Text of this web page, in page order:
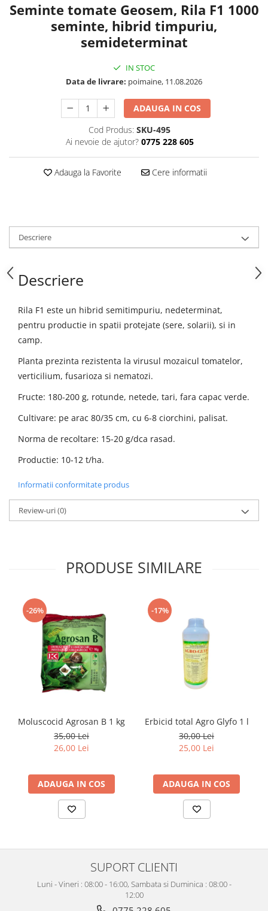
Seminte tomate Geosem, Rila F1 1000
seminte, hibrid timpuriu,
semideterminat
IN STOC
Data de livrare: poimaine, 11.08.2026
ADAUGA IN COS
Cod Produs: SKU-495
Ai nevoie de ajutor? 0775 228 605
Adauga la Favorite Cere informatii
Descriere
Descriere
Rila F1 este un hibrid semitimpuriu, nedeterminat,
pentru productie in spatii protejate (sere, solarii), si in
camp.
Planta prezinta rezistenta la virusul mozaicul tomatelor,
verticilium, fusarioza si nematozi.
Fructe: 180-200 g, rotunde, netede, tari, fara capac verde.
Cultivare: pe arac 80/35 cm, cu 6-8 ciorchini, palisat.
Norma de recoltare: 15-20 g/dca rasad.
Productie: 10-12 t/ha.
Informatii conformitate produs
Review-uri(0)
PRODUSE SIMILARE
-26%
Moluscocid Agrosan B 1 kg
35,00 Lei
26,00 Lei
ADAUGA IN COS
-17%
Erbicid total Agro Glyfo 1 l
30,00 Lei
25,00 Lei
ADAUGA IN COS
SUPORT CLIENTI
Luni - Vineri : 08:00 - 16:00, Sambata si Duminica : 08:00 -
12:00